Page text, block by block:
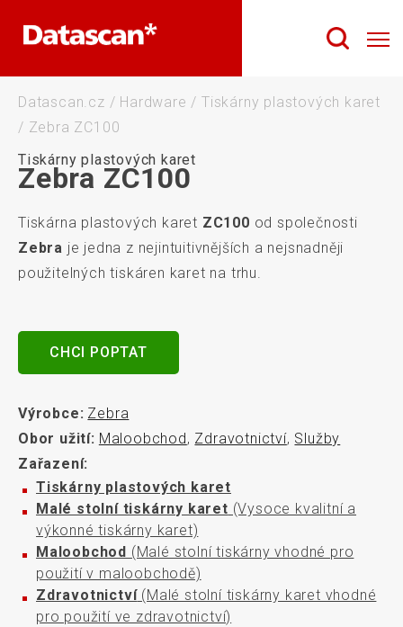
Datascan.cz / Hardware / Tiskárny plastových karet
/ Zebra ZC100
Tiskárny plastových karet
Zebra ZC100
Tiskárna plastových karet ZC100 od společnosti
Zebra je jedna z nejintuitivnějších a nejsnadněji
použitelných tiskáren karet na trhu.
CHCI POPTAT
Výrobce: Zebra
Obor užití: Maloobchod , Zdravotnictví, Služby
Zařazení:
Tiskárny plastových karet
Malé stolní tiskárny karet (Vysoce kvalitní a
výkonné tiskárny karet)
Maloobchod (Malé stolní tiskárny vhodné pro
použití v maloobchodě)
Zdravotnictví(Malé stolní tiskárny karet vhodné
pro použití ve zdravotnictví)